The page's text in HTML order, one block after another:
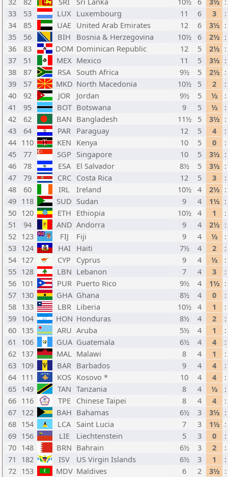
33
53 LUX Luxembourg 11 6 3
:
34
85 UAE United Arab Emirates 12 6 3½ :
35
56 BIH Bosnia & Herzegovina 10½ 6 2½ :
36
83 DOM Dominican Republic 12 5 2½ :
37
51 MEX Mexico 11 5 3½ :
38
87 RSA South Africa 9½ 5 2½ :
39
57 MKD North Macedonia 10½ 5 2
:
40
92 JOR Jordan 9½ 5 ½
:
41
95 BOT Botswana 9 5 ½
:
42
62 BAN Bangladesh 11½ 5 3½ :
43
64 PAR Paraguay 12 5 4
:
44 110 KEN Kenya 10 5 0
:
45
77 SGP Singapore 10 5 3½ :
46
78 ESA El Salvador 8½ 5 3½ :
47
79 CRC Costa Rica 12 5 3
:
48
60 IRL Ireland 10½ 4 2½ :
49 118 SUD Sudan 9 4 1½ :
50 120 ETH Ethiopia 10½ 4 1
:
51
94 AND Andorra 9 4 2½ :
52 123 FIJ Fiji 9 4 ½
:
53 124 HAI Haiti 7½ 4 2
:
54 127 CYP Cyprus 9 4 ½
:
55 128 LBN Lebanon 7 4 3
:
56 101 PUR Puerto Rico 9½ 4 1½ :
57 130 GHA Ghana 8½ 4 0
:
58 133 LBR Liberia 10½ 4 1
:
59 104 HON Honduras 8½ 4 2
:
60 135 ARU Aruba 5½ 4 1
:
61
106 GUA Guatemala 6½ 4 4
:
62 137 MAL Malawi 8 4 1
:
63 109 BAR Barbados 9 4 4
:
64 111 KOS Kosovo * 10 4 4
:
65 149 TAN Tanzania 8 4 ½
:
66 116 TPE Chinese Taipei 8 4 4
:
67 122 BAH Bahamas 6½ 3 3½ :
68 154 LCA Saint Lucia 7 3 1½ :
69 156 LIE Liechtenstein 5 3 0
:
70 148 BRN Bahrain 6½ 3 2
:
71
182 ISV US Virgin Islands 6½ 3 1
:
72 153 MDV Maldives 6 2 3½ :